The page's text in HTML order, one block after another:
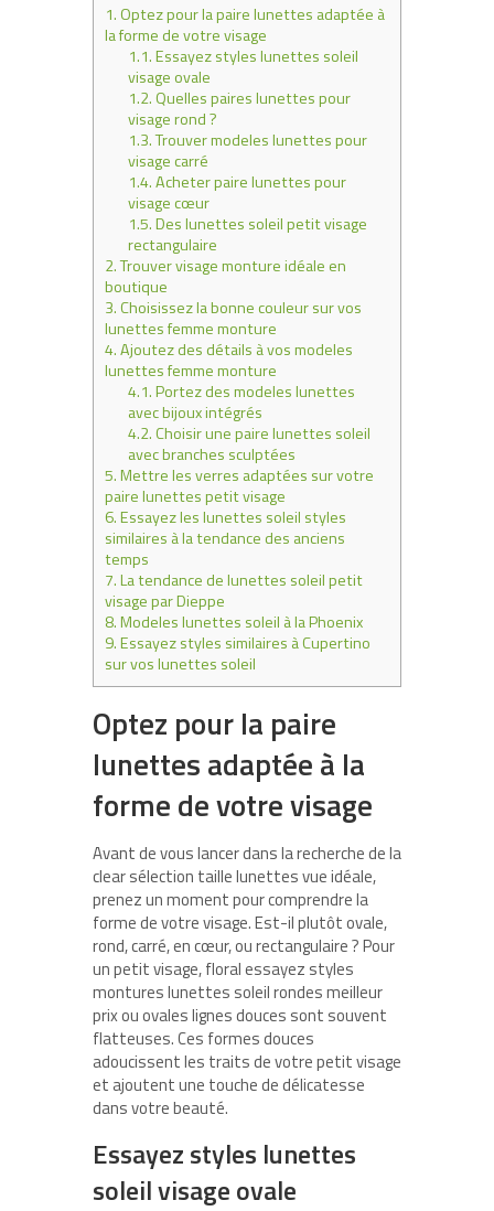
1.Optez pour la paire lunettes adaptée à
la forme de votre visage
1.1.Essayez styles lunettes soleil
visage ovale
1.2.Quelles paires lunettes pour
visage rond ?
1.3.Trouver modeles lunettes pour
visage carré
1.4.Acheter paire lunettes pour
visage cœur
1.5.Des lunettes soleil petit visage
rectangulaire
2.Trouver visage monture idéale en
boutique
3.Choisissez la bonne couleur sur vos
lunettes femme monture
4.Ajoutez des détails à vos modeles
lunettes femme monture
4.1.Portez des modeles lunettes
avec bijoux intégrés
4.2.Choisir une paire lunettes soleil
avec branches sculptées
5.Mettre les verres adaptées sur votre
paire lunettes petit visage
6.Essayez les lunettes soleil styles
similaires à la tendance des anciens
temps
7.La tendance de lunettes soleil petit
visage par Dieppe
8.Modeles lunettes soleil à la Phoenix
9.Essayez styles similaires à Cupertino
sur vos lunettes soleil
Optez pour la paire
lunettes adaptée à la
forme de votre visage
Avant de vous lancer dans la recherche de la
clear sélection taille lunettes vue idéale,
prenez un moment pour comprendre la
forme de votre visage. Est-il plutôt ovale,
rond, carré, en cœur, ou rectangulaire ? Pour
un petit visage, floral essayez styles
montures lunettes soleil rondes meilleur
prix ou ovales lignes douces sont souvent
flatteuses. Ces formes douces
adoucissent les traits de votre petit visage
et ajoutent une touche de délicatesse
dans votre beauté.
Essayez styles lunettes
soleil visage ovale